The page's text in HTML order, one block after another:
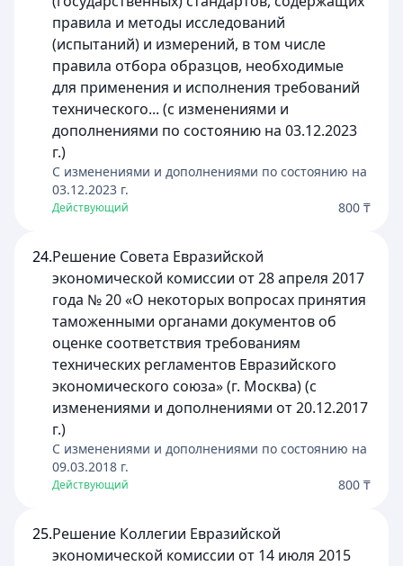
правила и методы исследований
(испытаний) и измерений, в том числе
правила отбора образцов, необходимые
для применения и исполнения требований
технического... (с изменениями и
дополнениями по состоянию на 03.12.2023
г.)
C изменениями и дополнениями по состоянию на
03.12.2023 г.
Действующий 800 ₸
24.Решение Совета Евразийской
экономической комиссии от 28 апреля 2017
года № 20 «О некоторых вопросах принятия
таможенными органами документов об
оценке соответствия требованиям
технических регламентов Евразийского
экономического союза» (г. Москва) (с
изменениями и дополнениями от 20.12.2017
г.)
C изменениями и дополнениями по состоянию на
09.03.2018 г.
Действующий 800 ₸
25.Решение Коллегии Евразийской
экономической комиссии от 14 июля 2015